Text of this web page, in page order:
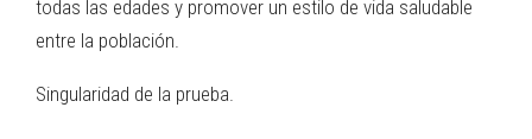
todas las edades y promover un estilo de vida saludable
entre la población.
Singularidad de la prueba.